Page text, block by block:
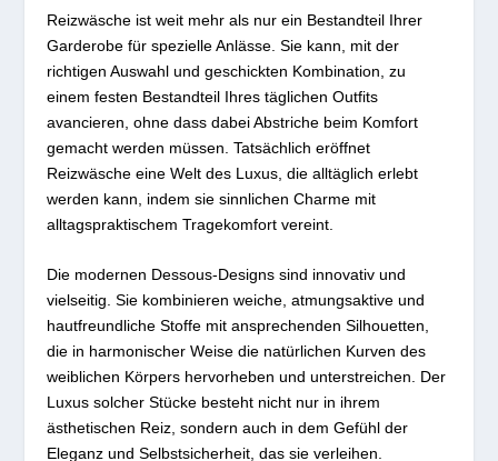
Reizwäsche ist weit mehr als nur ein Bestandteil Ihrer
Garderobe für spezielle Anlässe. Sie kann, mit der
richtigen Auswahl und geschickten Kombination, zu
einem festen Bestandteil Ihres täglichen Outfits
avancieren, ohne dass dabei Abstriche beim Komfort
gemacht werden müssen. Tatsächlich eröffnet
Reizwäsche eine Welt des Luxus, die alltäglich erlebt
werden kann, indem sie sinnlichen Charme mit
alltagspraktischem Tragekomfort vereint.
Die modernen Dessous-Designs sind innovativ und
vielseitig. Sie kombinieren weiche, atmungsaktive und
hautfreundliche Stoffe mit ansprechenden Silhouetten,
die in harmonischer Weise die natürlichen Kurven des
weiblichen Körpers hervorheben und unterstreichen. Der
Luxus solcher Stücke besteht nicht nur in ihrem
ästhetischen Reiz, sondern auch in dem Gefühl der
Eleganz und Selbstsicherheit, das sie verleihen.